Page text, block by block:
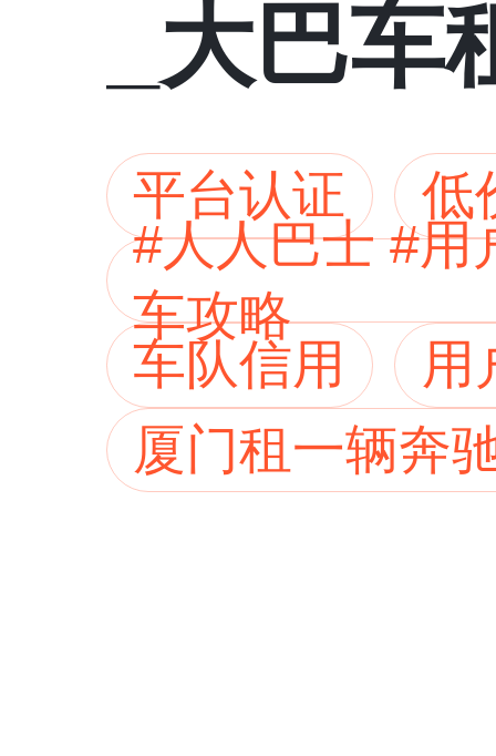
_大巴
平台认证
低
#人人巴士 #用
车攻略
车队信用
用
厦门租一辆奔